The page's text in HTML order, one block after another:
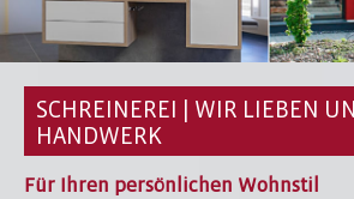
SCHREINEREI | WIR LIEBEN
HANDWERK
Für Ihren persönlichen Wohnstil